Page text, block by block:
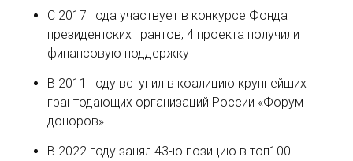
С 2017 года участвует в конкурсе Фонда
президентских грантов, 4 проекта получили
финансовую поддержку
В 2011 году вступил в коалицию крупнейших
грантодающих организаций России «Форум
доноров»
В 2022 году занял 43-ю позицию в топ100